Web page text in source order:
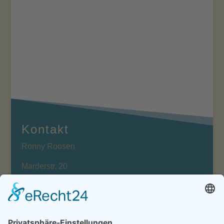
Kontakt
Ronny Roosen
Marderstr. 20
15366 Hönow